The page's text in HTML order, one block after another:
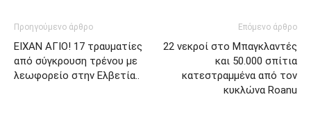
Προηγούμενο άρθρο
ΕΙΧΑΝ ΑΓΙΟ! 17 τραυματίες
από σύγκρουση τρένου με
λεωφορείο στην Ελβετία..
Επόμενο άρθρο
22 νεκροί στο Μπαγκλαντές
και 50.000 σπίτια
κατεστραμμένα από τον
κυκλώνα Roanu